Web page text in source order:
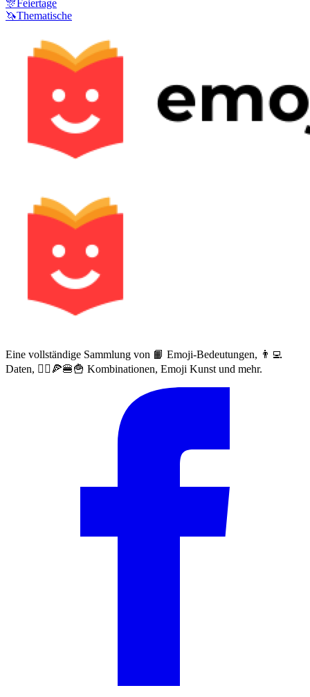
🎊Feiertage
🦄Thematische
Eine vollständige Sammlung von 📙 Emoji-Bedeutungen, 👨‍💻
Daten, 🙅‍♀️🍕🍔🍟 Kombinationen, Emoji Kunst und mehr.